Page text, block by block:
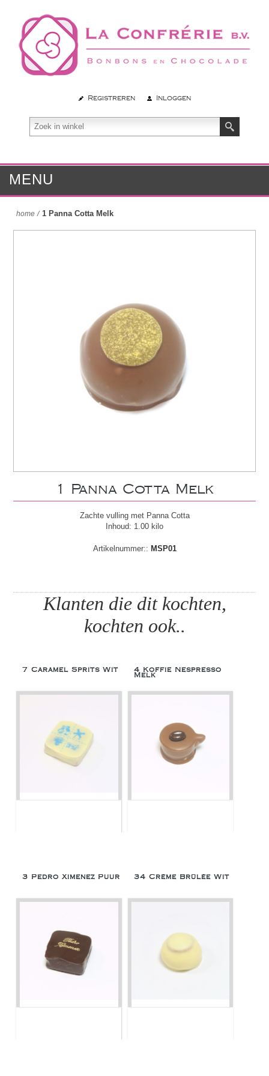
Registreren Inloggen
MENU
home / 1 Panna Cotta Melk
1 Panna Cotta Melk
Zachte vulling met Panna Cotta
Inhoud: 1.00 kilo
Artikelnummer:: MSP01
Klanten die dit kochten,
kochten ook..
7 Caramel Sprits Wit
4 Koffie Nespresso
Melk
3 Pedro Ximenez Puur 34 Crème Brûlée Wit